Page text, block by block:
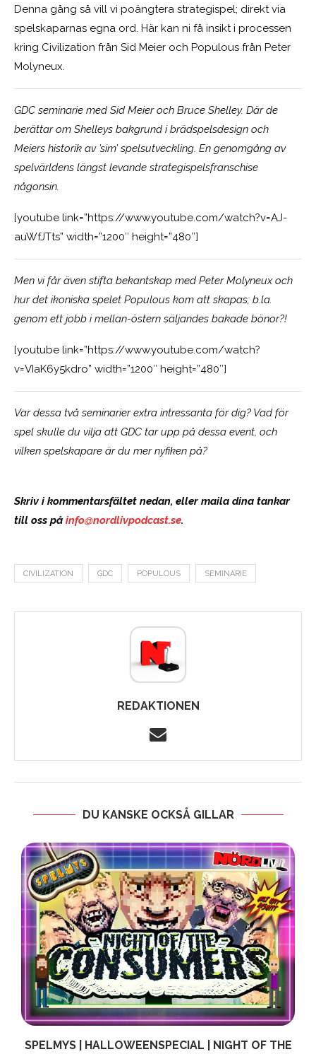
Denna gång så vill vi poängtera strategispel; direkt via
spelskaparnas egna ord. Här kan ni få insikt i processen
kring Civilization från Sid Meier och Populous från Peter
Molyneux.
GDC seminarie med Sid Meier och Bruce Shelley. Där de
berättar om Shelleys bakgrund i brädspelsdesign och
Meiers historik av ’sim’ spelsutveckling. En genomgång av
spelvärldens längst levande strategispelsfranschise
någonsin.
[youtube link=”https://www.youtube.com/watch?v=AJ-
auWfJTts” width=”1200″ height=”480″]
Men vi får även stifta bekantskap med Peter Molyneux och
hur det ikoniska spelet Populous kom att skapas; b.la.
genom ett jobb i mellan-östern säljandes bakade bönor?!
[youtube link=”https://www.youtube.com/watch?
v=VIaK6y5kdro” width=”1200″ height=”480″]
Var dessa två seminarier extra intressanta för dig? Vad för
spel skulle du vilja att GDC tar upp på dessa event, och
vilken spelskapare är du mer nyfiken på?
Skriv i kommentarsfältet nedan, eller maila dina tankar
till oss på info@nordlivpodcast.se.
CIVILIZATION GDC POPULOUS SEMINARIE
REDAKTIONEN
DU KANSKE OCKSÅ GILLAR
SPELMYS | HALLOWEENSPECIAL | NIGHT OF THE